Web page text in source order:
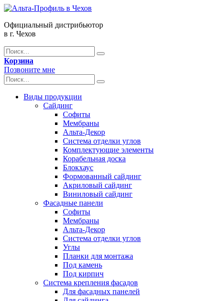
Официальный дистрибьютор
в г. Чехов
Корзина
Позвоните мне
Виды продукции
Сайдинг
Софиты
Мембраны
Альта-Декор
Система отделки углов
Комплектующие элементы
Корабельная доска
Блокхаус
Формованный сайдинг
Акриловый сайдинг
Виниловый сайдинг
Фасадные панели
Софиты
Мембраны
Альта-Декор
Система отделки углов
Углы
Планки для монтажа
Под камень
Под кирпич
Система крепления фасадов
Для фасадных панелей